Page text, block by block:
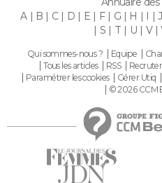
A
B C D E F G H J
S
T U V
Qui sommes-nous ? Equipe
Tous les articles
RSS
Paramétrer les cookies
Gérer Utiq
© 2026 CCM